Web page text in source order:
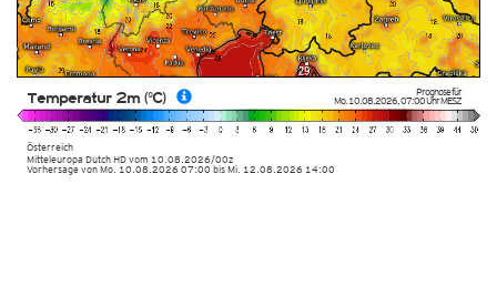
Prognose für
Mo. 10.08.2026,07:00 UhrMESZ
Österreich
Mitteleuropa Dutch HDvom 10.08.2026/00z
Temperatur 2m (°C)
Vorhersage von Mo. 10.08.2026 07:00 bis Mi. 12.08.2026 14:00